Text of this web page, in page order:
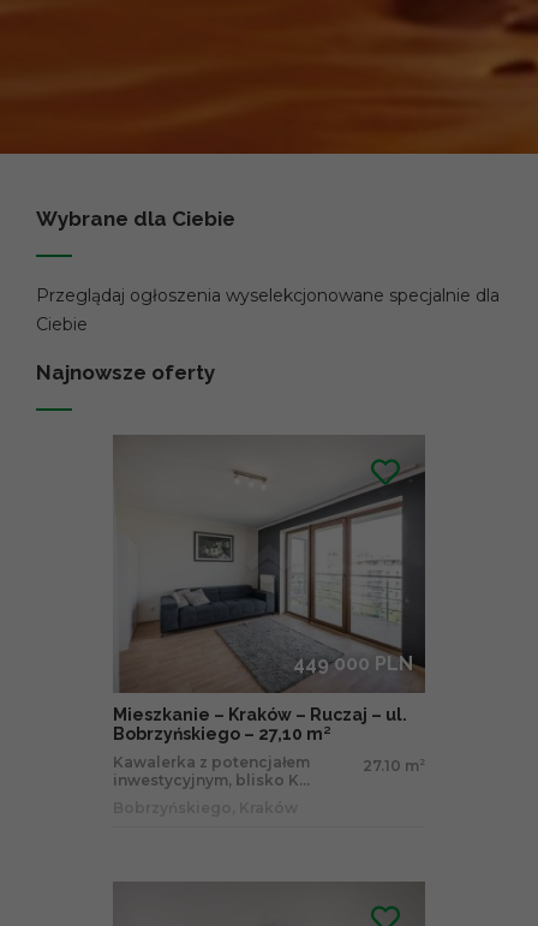
Wybrane dla Ciebie
Przeglądaj ogłoszenia wyselekcjonowane specjalnie dla
Ciebie
Najnowsze oferty
449 000 PLN
Mieszkanie – Kraków – Ruczaj – ul.
Bobrzyńskiego – 27,10 m²
Kawalerka z potencjałem
inwestycyjnym, blisko K...
27.10 m 2